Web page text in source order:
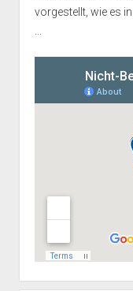
vorgestellt, wie es